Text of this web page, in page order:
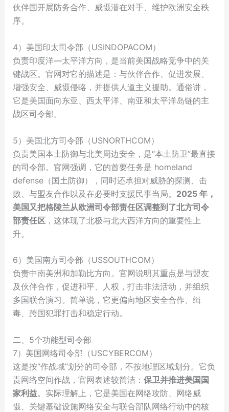
伙伴国开展防务合作、威慑潜在对手、维护欧洲安全秩
序。
4）美国印太司令部（USINDOPACOM）
负责印度洋—太平洋方向，是当前美国战略竞争中的关
键战区。官网对它的描述是：与伙伴合作、促进发展、
增强安全、威慑侵略，并提供人道主义援助。通俗讲，
它是美国面向东亚、西太平洋、南亚和太平洋岛链的主
战区司令部。
5）美国北方司令部（USNORTHCOM）
负责美国本土防御与北美周边安全，是“本土防卫”最直接
的司令部。官网强调，它的首要任务是 homeland
defense（国土防御），同时还承担对威胁的探测、击
败、与盟友合作以及在必要时支援民事当局。 2025 年，
美国又把格陵兰从欧洲司令部责任区调整到了北方司令
部责任区，这体现了北极与北大西洋方向的重要性上
升。
6）美国南方司令部（USSOUTHCOM）
负责中南美洲和加勒比方向。官网说明其重点是与盟友
及伙伴合作，促进和平、人权，打击非法活动，并组织
多国联合演习。简单说，它更偏向地区安全合作、缉
毒、跨国犯罪打击和稳定行动。
二、5个功能型司令部
7）美国网络司令部（USCYBERCOM）
这是按“作战域”划分的司令部，不按地理区域划分。它负
责网络空间作战，官网表述较简洁： 保卫并推进美国国
家利益。实际理解上，它是美国在网络攻防、网络威
慑、关键基础设施网络安全与联合部队网络行动中的核